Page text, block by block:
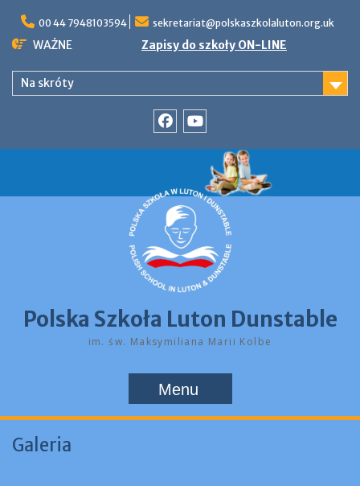
content
00 44 7948103594 sekretariat@polskaszkolaluton.org.uk
WAŻNE Zapisy do szkoły ON-LINE
Na skróty
Polska Szkoła Luton Dunstable
im. św. Maksymiliana Marii Kolbe
Menu
Galeria